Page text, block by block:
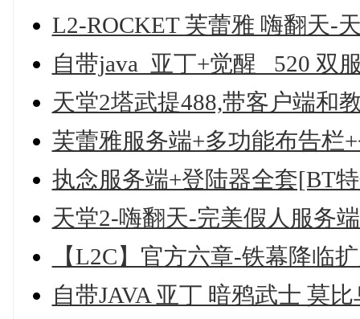
L2-ROCKET 芙蕾雅 嗨翻天-
自带java_亚丁+觉醒 _520 双
天堂2塔武提488,带客户端和
芙蕾雅服务端+多功能布告栏
执念服务端+登陆器全套[BT
天堂2-嗨翻天-完美假人服务
【L2C】官方六章-铁幕降临
自带JAVA 亚丁 暗鸦武士 莫